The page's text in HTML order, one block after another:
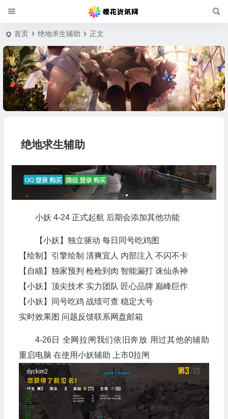
首页 绝地求生辅助 正文
绝地求生辅助
小妖 4-24 正式起航 后期会添加其他功能
【小妖】独立驱动 每日同号吃鸡图
【绘制】引擎绘制 清爽宜人 内部注入 不闪不卡
【自瞄】独家预判 枪枪到肉 智能漏打 诛仙杀神
【小妖】顶尖技术 实力团队 匠心品牌 巅峰巨作
【小妖】同号吃鸡 战绩可查 稳定大号
实时效果图 问题反馈联系网盘邮箱
4-26日 全网拉闸我们依旧奔放 用过其他的辅助
重启电脑 在使用小妖辅助 上市0拉闸